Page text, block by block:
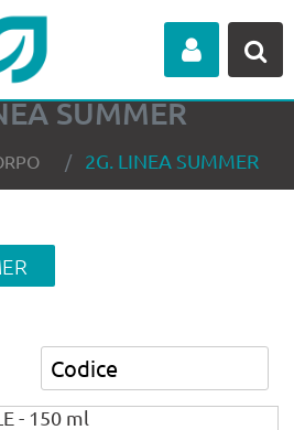
SUMMER
2G. LINEA SUMMER
- 150 ml